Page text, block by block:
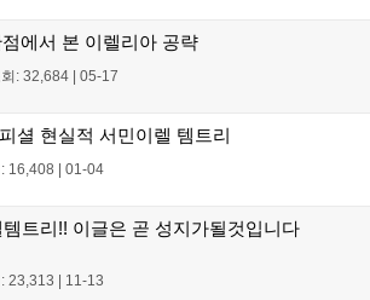
에서 본 이렐리아 공략
: 32,684 | 05-17
셜 현실적 서민이렐 템트리
16,408 | 01-04
트리!! 이글은 곧 성지가될것입니다
23,313 11-13